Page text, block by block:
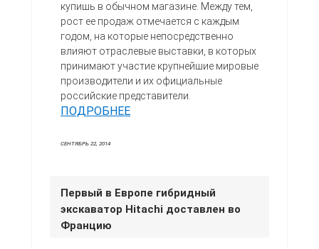
купишь в обычном магазине. Между тем,
рост ее продаж отмечается с каждым
годом, на которые непосредственно
влияют отраслевые выставки, в которых
принимают участие крупнейшие мировые
производители и их официальные
российские представители.
ПОДРОБНЕЕ
СЕНТЯБРЬ 22, 2014
Первый в Европе гибридный
экскаватор Hitachi доставлен во
Францию